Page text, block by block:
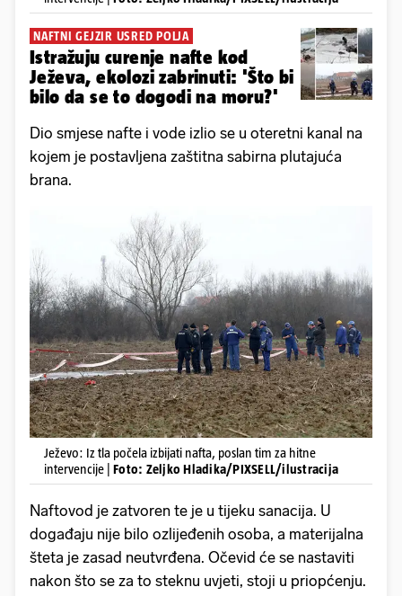
NAFTNI GEJZIR USRED POLJA
Istražuju curenje nafte kod
Ježeva, ekolozi zabrinuti: 'Što bi
bilo da se to dogodi na moru?'
Dio smjese nafte i vode izlio se u oteretni kanal na
kojem je postavljena zaštitna sabirna plutajuća
brana.
Ježevo: Iz tla počela izbijati nafta, poslan tim za hitne
intervencije | Foto: Zeljko Hladika/PIXSELL/ilustracija
Naftovod je zatvoren te je u tijeku sanacija. U
događaju nije bilo ozlijeđenih osoba, a materijalna
šteta je zasad neutvrđena. Očevid će se nastaviti
nakon što se za to steknu uvjeti, stoji u priopćenju.